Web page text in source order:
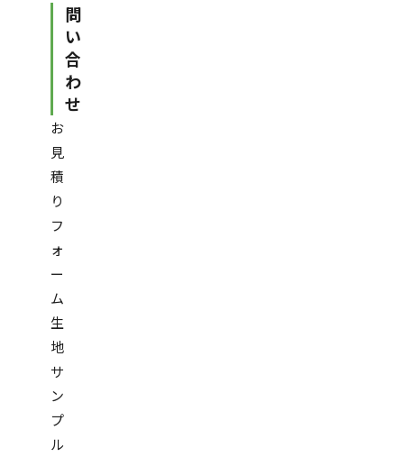
問
い
合
わ
せ
お
見
積
り
フ
ォ
ー
ム
生
地
サ
ン
プ
ル